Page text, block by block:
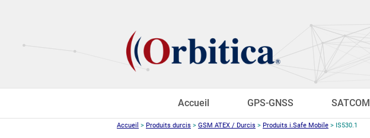
Accueil GPS-GNSS SATCOM
Accueil > Produits durcis > GSM ATEX / Durcis > Produits i.Safe Mobile > IS530.1